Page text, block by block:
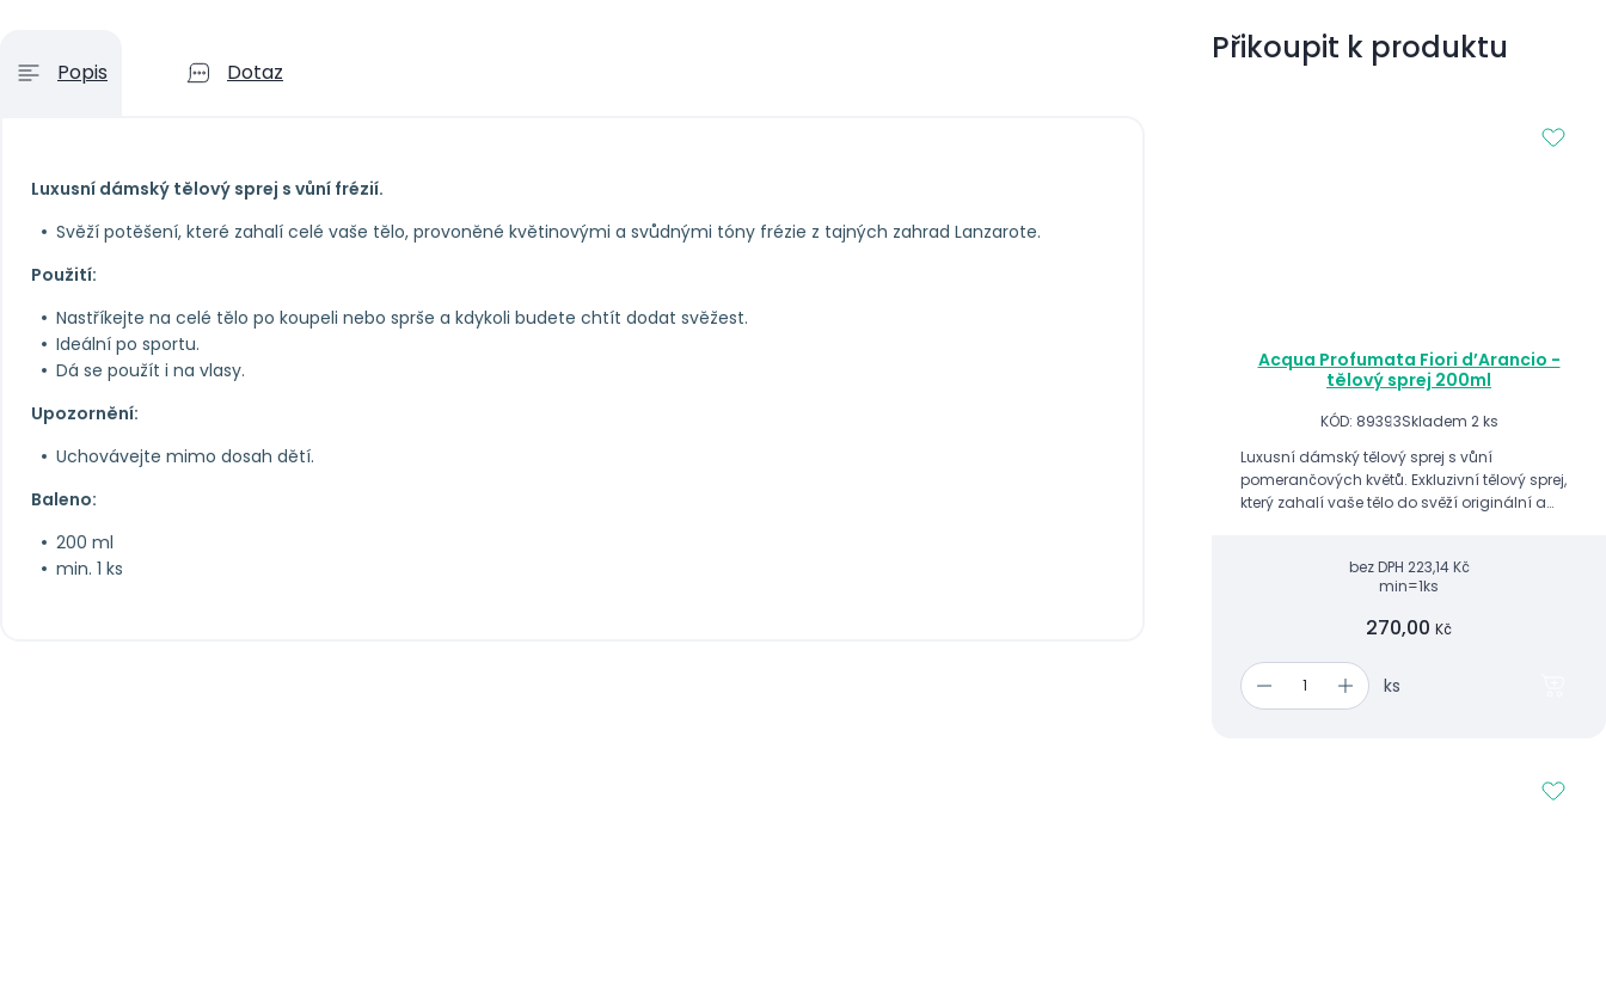
Popis Dotaz
Luxusní dámský tělový sprej s vůní frézií.
Svěží potěšení, které zahalí celé vaše tělo, provoněné květinovými a svůdnými tóny frézie z tajných zahrad Lanzarote.
Použití:
Nastříkejte na celé tělo po koupeli nebo sprše a kdykoli budete chtít dodat svěžest.
Ideální po sportu.
Dá se použít i na vlasy.
Upozornění:
Uchovávejte mimo dosah dětí.
Baleno:
200 ml
min. 1 ks
Přikoupit k produktu
Acqua Profumata Fiori d’Arancio -
tělový sprej 200ml
KÓD: 89393Skladem 2 ks
Luxusní dámský tělový sprej s vůní
pomerančových květů. Exkluzivní tělový sprej,
který zahalí vaše tělo do svěží originální a
bez DPH 223,14 Kč
min=1ks
270,00 Kč
ks